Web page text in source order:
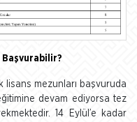
lisans mezunları başvuruda
devam ediyorsa tez
14 Eylül’e kadar